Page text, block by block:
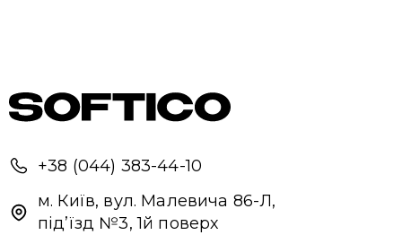
+38 (044) 383-44-10
м. Київ, вул. Малевича 86-Л,
під’їзд №3, 1й поверх